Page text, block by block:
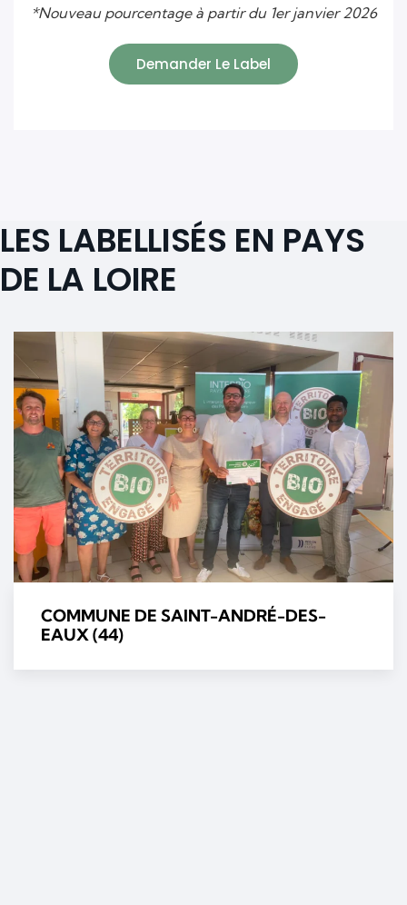
*Nouveau pourcentage à partir du 1er janvier 2026
Demander Le Label
LES LABELLISÉS EN PAYS
DE LA LOIRE
COMMUNE DE SAINT-ANDRÉ-DES-
EAUX (44)